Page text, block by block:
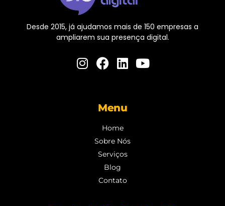
Desde 2015, já ajudamos mais de 150 empresas a
ampliarem sua presença digital.
Menu
Home
Sobre Nós
Serviços
Blog
Contato